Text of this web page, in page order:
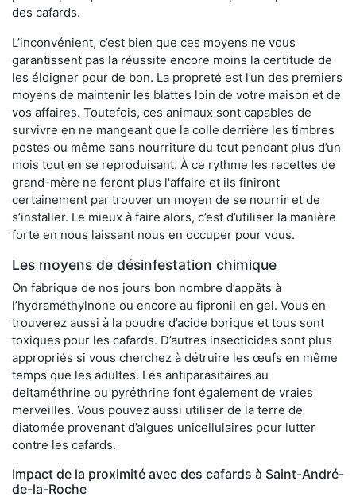
des cafards.
L’inconvénient, c’est bien que ces moyens ne vous
garantissent pas la réussite encore moins la certitude de
les éloigner pour de bon. La propreté est l’un des premiers
moyens de maintenir les blattes loin de votre maison et de
vos affaires. Toutefois, ces animaux sont capables de
survivre en ne mangeant que la colle derrière les timbres
postes ou même sans nourriture du tout pendant plus d’un
mois tout en se reproduisant. À ce rythme les recettes de
grand-mère ne feront plus l'affaire et ils finiront
certainement par trouver un moyen de se nourrir et de
s’installer. Le mieux à faire alors, c’est d’utiliser la manière
forte en nous laissant nous en occuper pour vous.
Les moyens de désinfestation chimique
On fabrique de nos jours bon nombre d’appâts à
l’hydraméthylnone ou encore au fipronil en gel. Vous en
trouverez aussi à la poudre d’acide borique et tous sont
toxiques pour les cafards. D’autres insecticides sont plus
appropriés si vous cherchez à détruire les œufs en même
temps que les adultes. Les antiparasitaires au
deltaméthrine ou pyréthrine font également de vraies
merveilles. Vous pouvez aussi utiliser de la terre de
diatomée provenant d’algues unicellulaires pour lutter
contre les cafards.
Impact de la proximité avec des cafards à Saint-André-
de-la-Roche